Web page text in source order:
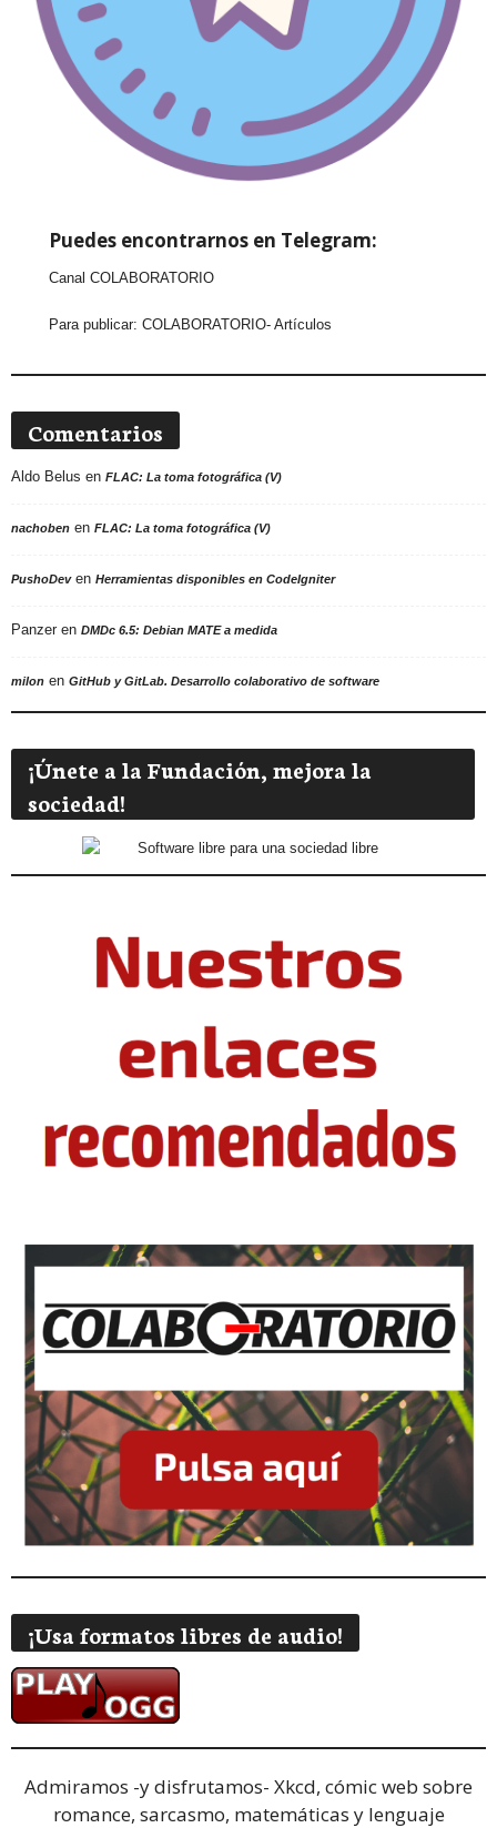
Puedes encontrarnos en Telegram:
Canal COLABORATORIO
Para publicar:COLABORATORIO- Artículos
Comentarios
Aldo Belus en FLAC: La toma fotográfica (V)
nachoben en FLAC: La toma fotográfica (V)
PushoDeven Herramientas disponibles en CodeIgniter
Panzer en DMDc 6.5: Debian MATE a medida
milon en GitHub y GitLab. Desarrollo colaborativo de software
¡Únete a la Fundación, mejora la
sociedad!
¡Usa formatos libres de audio!
Admiramos -y disfrutamos- Xkcd, cómic web sobre
romance, sarcasmo, matemáticas y lenguaje